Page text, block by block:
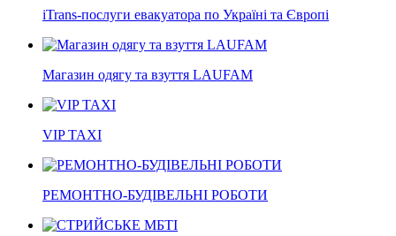
iTrans-послуги евакуатора по Україні та Європі
Магазин одягу та взуття LAUFAM
VIP TAXI
РЕМОНТНО-БУДІВЕЛЬНІ РОБОТИ